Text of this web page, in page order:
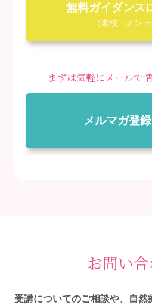
無料ガイダンス
（来校・オンラ
まずは気軽にメールで
メルマガ登
お問い
受講についてのご相談や、自然